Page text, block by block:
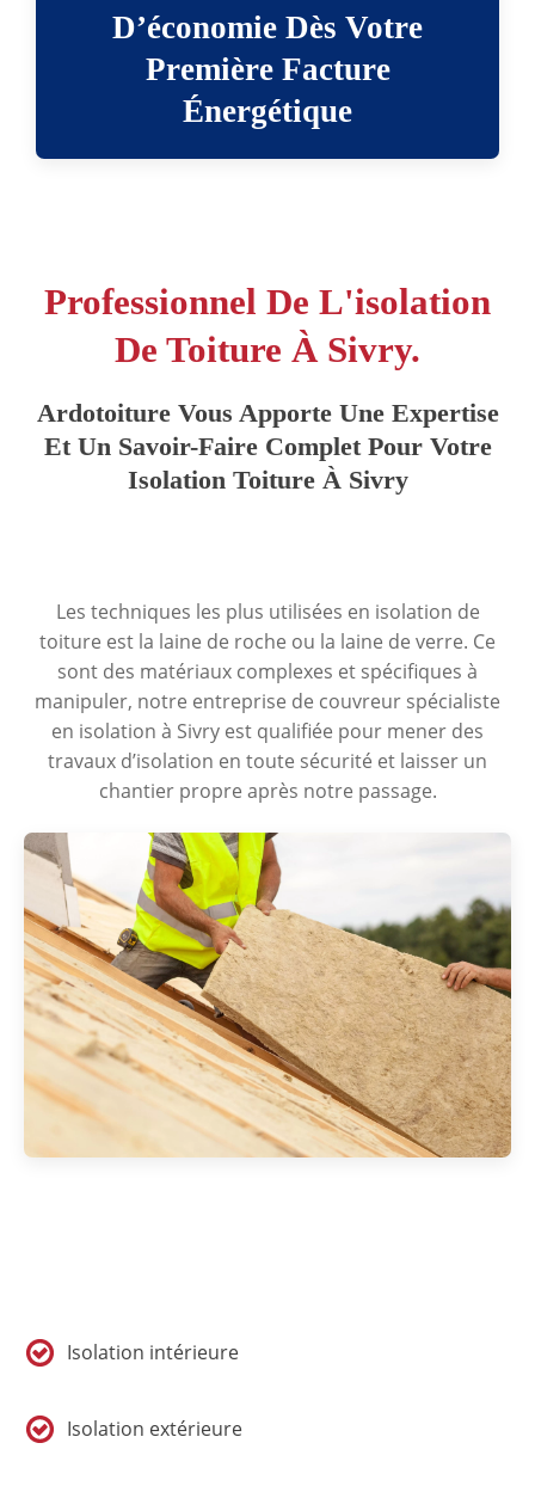
D’économie Dès Votre
Première Facture
Énergétique
Professionnel De L'isolation
De Toiture À Sivry.
Ardotoiture Vous Apporte Une Expertise
Et Un Savoir-Faire Complet Pour Votre
Isolation Toiture À Sivry
Les techniques les plus utilisées en isolation de
toiture est la laine de roche ou la laine de verre. Ce
sont des matériaux complexes et spécifiques à
manipuler, notre entreprise de couvreur spécialiste
en isolation à Sivry est qualifiée pour mener des
travaux d’isolation en toute sécurité et laisser un
chantier propre après notre passage.
Isolation intérieure
Isolation extérieure